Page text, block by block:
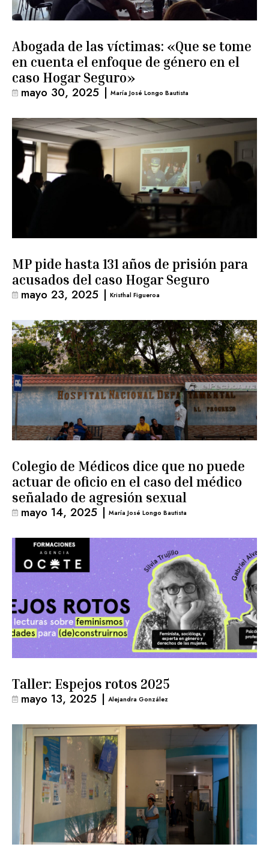
Abogada de las víctimas: «Que se tome
en cuenta el enfoque de género en el
caso Hogar Seguro»
mayo 30, 2025 | María José Longo Bautista
MP pide hasta 131 años de prisión para
acusados del caso Hogar Seguro
mayo 23, 2025 | Kristhal Figueroa
Colegio de Médicos dice que no puede
actuar de oficio en el caso del médico
señalado de agresión sexual
mayo 14, 2025 | María José Longo Bautista
Taller: Espejos rotos 2025
mayo 13, 2025 | Alejandra González